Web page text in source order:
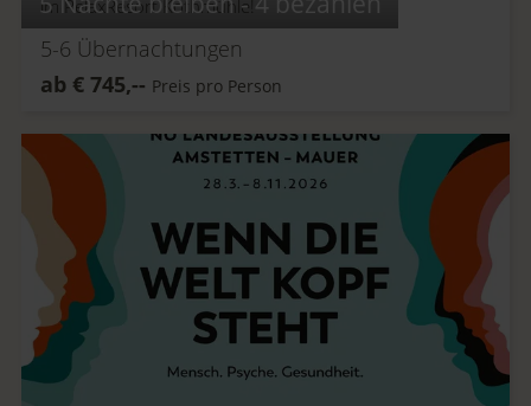
im RelaxResort Kothmühle!
5-6 Übernachtungen
ab € 745,-- Preis pro Person